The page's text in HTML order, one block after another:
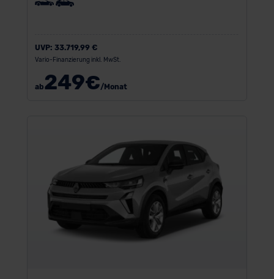
Datenschutzerklärung
UVP: 33.719,99 €
Vario-Finanzierung inkl. MwSt.
ab249€/Monat